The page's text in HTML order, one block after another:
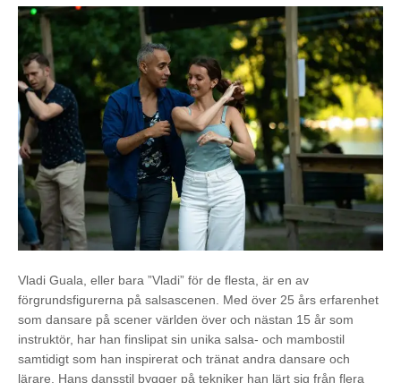
Vladi Guala, eller bara ”Vladi” för de flesta, är en av
förgrundsfigurerna på salsascenen. Med över 25 års erfarenhet
som dansare på scener världen över och nästan 15 år som
instruktör, har han finslipat sin unika salsa- och mambostil
samtidigt som han inspirerat och tränat andra dansare och
lärare. Hans dansstil bygger på tekniker han lärt sig från flera